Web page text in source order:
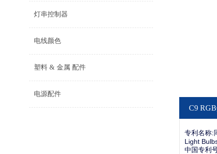
灯串控制器
电线颜色
塑料 & 金属 配件
电源配件
C9
专利名称:
Light
中国专利